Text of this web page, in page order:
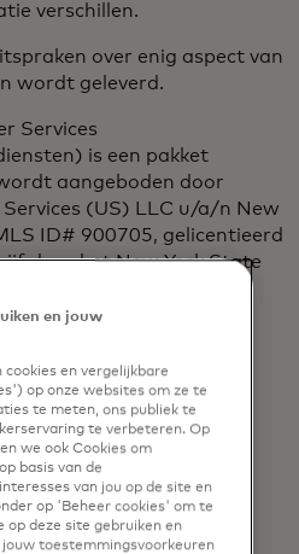
verschillen.
over enig aspect van
wordt geleverd.​
Services
is een pakket
aangeboden door
(US) LLC u/a/n New
ID# 900705, gelicentieerd
door het New York State
of via haar
en jouw
cookies en vergelijkbare
op onze websites om ze te
te meten, ons publiek te
te verbeteren. Op
we ook Cookies om
basis van de
van jou op de site en
op 'Beheer cookies' om te
op deze site gebruiken en
toestemmingsvoorkeuren